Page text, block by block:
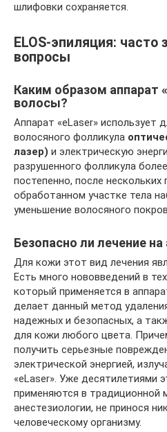
шлифовки сохраняется.
ELOS-эпиляция: часто
вопросы
Каким образом аппарат
волосы?
Аппарат «eLaser» использует
волосяного фолликула
лазер) и электрическую
разрушенного фолликула
постепенно, после нескольких
обработанном участке тела
уменьшение волосяного
Безопасно ли лечение на
Для кожи этот вид лечения
Есть много нововведений в
который применяется в
делает данный метод
надежных и безопасных, а
для кожи любого цвета.
получить серьезные
электрической энергией,
«eLaser». Уже десятилетиями
применяются в традиционной
анестезиологии, не принося
человеческому организму.